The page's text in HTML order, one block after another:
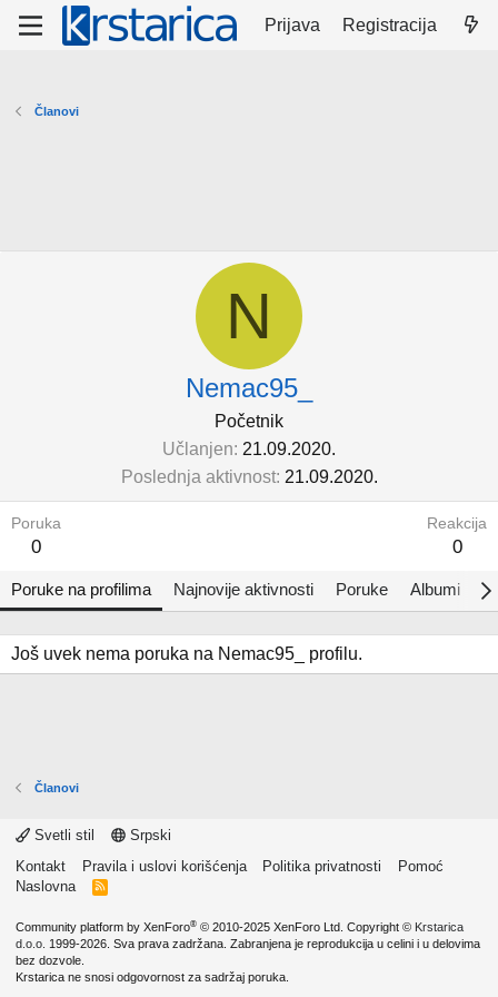
Prijava Registracija
Članovi
N
Nemac95_
Početnik
Učlanjen 21.09.2020.
Poslednja aktivnost 21.09.2020.
Poruka
0
Reakcija
0
Poruke na profilima Najnovije aktivnosti Poruke Albumi
Još uvek nema poruka na Nemac95_ profilu.
Članovi
Svetli stil
Srpski
Kontakt
Pravila i uslovi korišćenja Politika privatnosti
Pomoć
Naslovna
R
Community platform by XenForo® © 2010-2025 XenForo Ltd. Copyright © Krstarica
d.o.o. 1999-2026. Sva prava zadržana. Zabranjena je reprodukcija u celini i u delovima
bez dozvole.
Krstarica ne snosi odgovornost za sadržaj poruka.